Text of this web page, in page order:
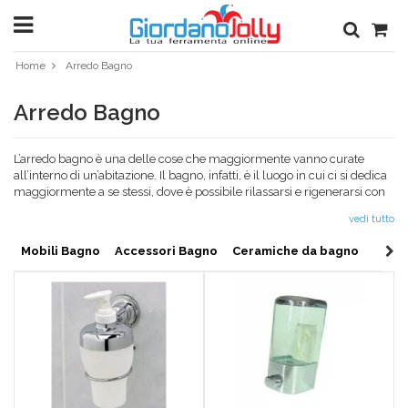
Home Arredo Bagno
Arredo Bagno
L’arredo bagno è una delle cose che maggiormente vanno curate
all’interno di un’abitazione. Il bagno, infatti, è il luogo in cui ci si dedica
maggiormente a se stessi, dove è possibile rilassarsi e rigenerarsi con
necessario che nulla sia lasciato al caso, ma che l’arredamento bagno
funzionali sia come elemento armonico che renda ancora più
piacevole il tempo trascorso all’interno della stanza da bagno.
Arredo bagno: non contano solo i sanitari
Per quanto i sanitari e i mobili bagno la facciano da padroni nel regno
del benessere, non sono solo questi a definire il regno del benessere.
Infatti, il benessere in bagno dipende da tantissimi altri fattori che
vengono spesso messi in secondo piano. Ad esempio, il soffione o la
doccetta vanno scelti con cura, tenendo ben in mente qual è il getto
vedi tutto
Mobili Bagno Accessori Bagno Ceramiche da bagno